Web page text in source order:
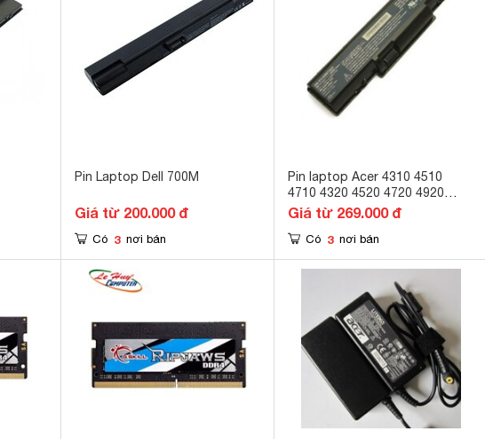
Pin Laptop Dell 700M
Giá từ 200.000 đ
Có 3 nơi bán
Pin laptop Acer 4310 4510
4710 4320 4520 4720 4920
5740 SERIES 4736 (Đen)
Giá từ 269.000 đ
Có 3 nơi bán